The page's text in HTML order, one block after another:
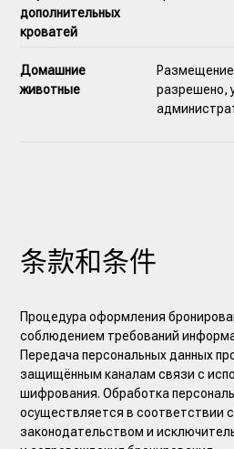
дополнительных
кроватей
Домашние
животные
разрешено,
条款和条件
Процедура оформления
соблюдением требований
Передача персональных данных
защищённым каналам связи с
шифрования. Обработка
осуществляется в соответствии
законодательством и